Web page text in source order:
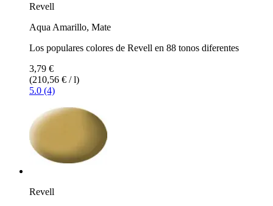
Revell
Aqua Amarillo, Mate
Los populares colores de Revell en 88 tonos diferentes
3,79 €
(210,56 € / l)
5.0 (4)
Revell